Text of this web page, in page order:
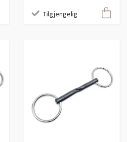
Tilgjengelig